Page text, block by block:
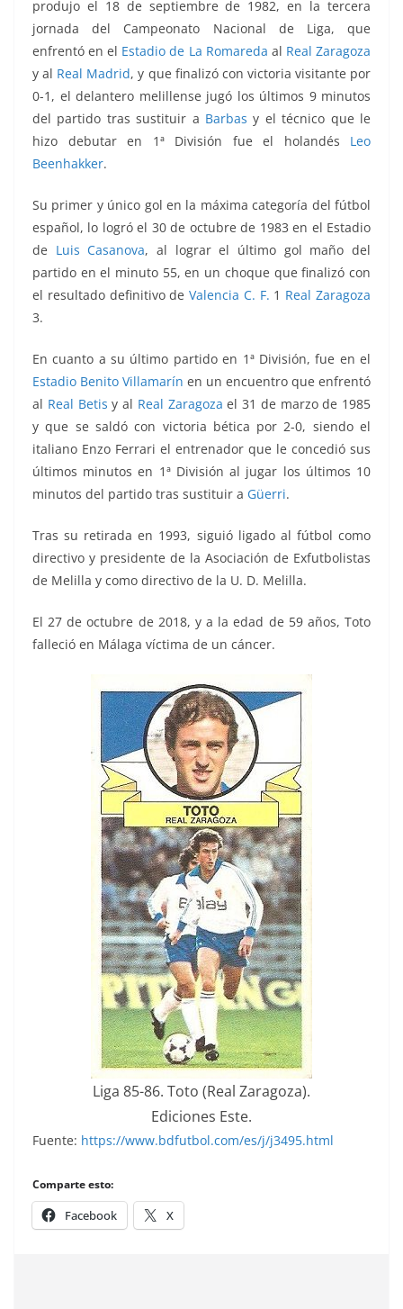
produjo el 18 de septiembre de 1982, en la tercera
jornada del Campeonato Nacional de Liga, que
enfrentóen el Estadio de La Romareda al Real Zaragoza
y al Real Madrid, y que finalizó con victoria visitante por
0-1, el delantero melillense jugó los últimos 9 minutos
del partido tras sustituir a Barbas y el técnico que le
hizo debutar en 1ª División fue el holandés Leo
Beenhakker.
Su primer y único gol en la máxima categoría del fútbol
español, lo logró el 30 de octubre de 1983 en el Estadio
de Luis Casanova, al lograr el último gol maño del
partido en el minuto 55, en un choque que finalizó con
el resultado definitivo deValencia C. F. 1 Real Zaragoza
3.
En cuanto a su último partido en 1ª División, fue en el
Estadio Benito Villamarín en un encuentro que enfrentó
al Real Betis y al Real Zaragoza el 31 de marzo de 1985
y que se saldó con victoria bética por 2-0, siendo el
italiano Enzo Ferrari el entrenador que le concedió sus
últimos minutos en 1ª División al jugar los últimos 10
minutos del partido tras sustituir a Güerri.
Tras su retirada en 1993, siguió ligado al fútbol como
directivo y presidente de la Asociación de Exfutbolistas
de Melilla y como directivo de la U. D. Melilla.
El 27 de octubre de 2018, y a la edad de 59 años, Toto
falleció en Málaga víctima de un cáncer.
Liga 85-86. Toto (Real Zaragoza).
Ediciones Este.
Fuente: https://www.bdfutbol.com/es/j/j3495.html
Comparte esto:
Facebook X